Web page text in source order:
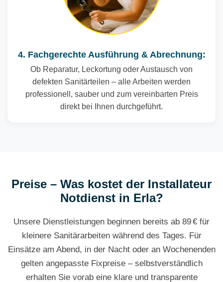
4. Fachgerechte Ausführung & Abrechnung:
Ob Reparatur, Leckortung oder Austausch von
defekten Sanitärteilen – alle Arbeiten werden
professionell, sauber und zum vereinbarten Preis
direkt bei Ihnen durchgeführt.
Preise – Was kostet der Installateur
Notdienst in Erla?
Unsere Dienstleistungen beginnen bereits ab 89 € für
kleinere Sanitärarbeiten während des Tages. Für
Einsätze am Abend, in der Nacht oder an Wochenenden
gelten angepasste Fixpreise – selbstverständlich
erhalten Sie vorab eine klare und transparente